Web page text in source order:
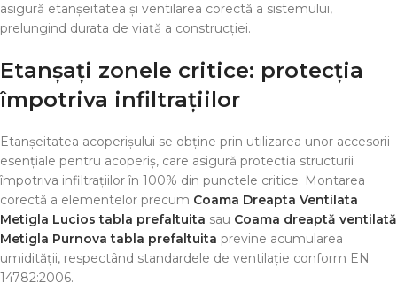
asigură etanșeitatea și ventilarea corectă a sistemului,
prelungind durata de viață a construcției.
Etanșați zonele critice: protecția
împotriva infiltrațiilor
Etanșeitatea acoperișului se obține prin utilizarea unor accesorii
esențiale pentru acoperiș, care asigură protecția structurii
împotriva infiltrațiilor în 100% din punctele critice. Montarea
corectă a elementelor precum Coama Dreapta Ventilata
Metigla Lucios tabla prefaltuita sau Coama dreaptă ventilată
Metigla Purnova tabla prefaltuita previne acumularea
umidității, respectând standardele de ventilație conform EN
14782:2006.